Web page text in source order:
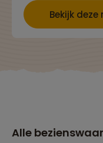
Bekijk deze
Alle